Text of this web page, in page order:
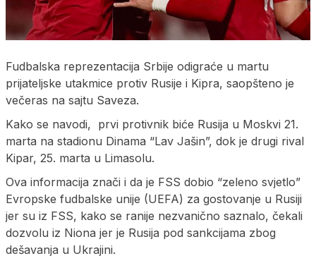
Fudbalska reprezentacija Srbije odigraće u martu
prijateljske utakmice protiv Rusije i Kipra, saopšteno je
večeras na sajtu Saveza.
Kako se navodi, prvi protivnik biće Rusija u Moskvi 21.
marta na stadionu Dinama “Lav Jašin”, dok je drugi rival
Kipar, 25. marta u Limasolu.
Ova informacija znači i da je FSS dobio “zeleno svjetlo”
Evropske fudbalske unije (UEFA) za gostovanje u Rusiji
jer su iz FSS, kako se ranije nezvanično saznalo, čekali
dozvolu iz Niona jer je Rusija pod sankcijama zbog
dešavanja u Ukrajini.